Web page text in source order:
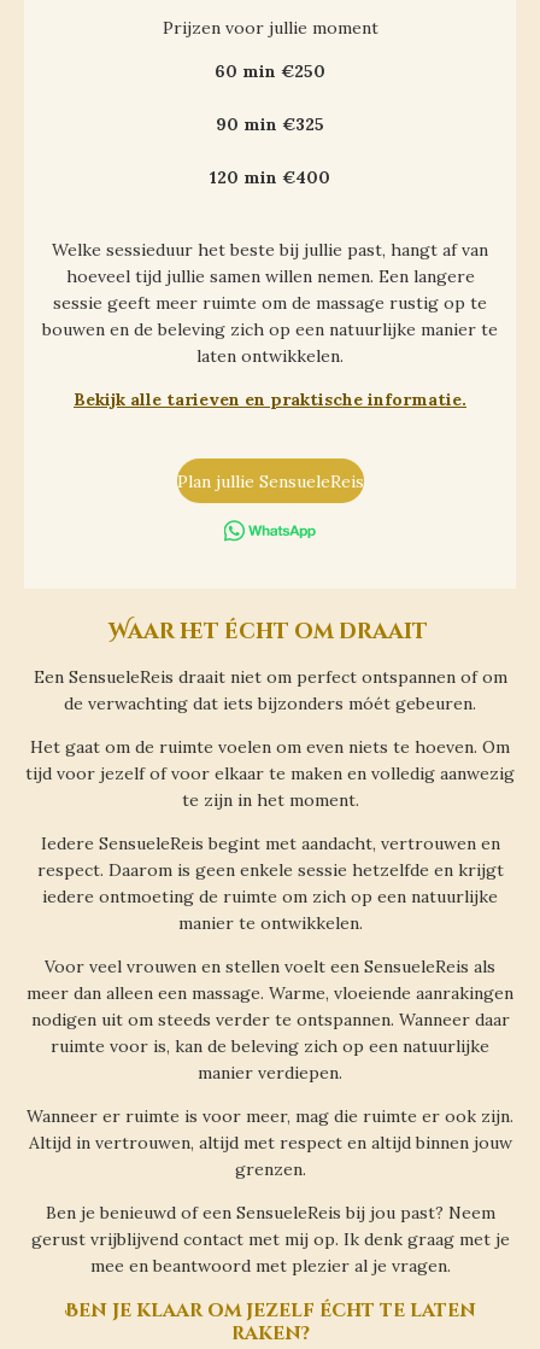
Prijzen voor jullie moment
60 min €250
90 min €325
120 min €400
Welke sessieduur het beste bij jullie past, hangt af van
hoeveel tijd jullie samen willen nemen. Een langere
sessie geeft meer ruimte om de massage rustig op te
bouwen en de beleving zich op een natuurlijke manier te
laten ontwikkelen.
Bekijk alle tarieven en praktische informatie.
Plan jullie SensueleReis
Waar het écht om draait
Een SensueleReis draait niet om perfect ontspannen of om
de verwachting dat iets bijzonders móét gebeuren.
Het gaat om de ruimte voelen om even niets te hoeven. Om
tijd voor jezelf of voor elkaar te maken en volledig aanwezig
te zijn in het moment.
Iedere SensueleReis begint met aandacht, vertrouwen en
respect. Daarom is geen enkele sessie hetzelfde en krijgt
iedere ontmoeting de ruimte om zich op een natuurlijke
manier te ontwikkelen.
Voor veel vrouwen en stellen voelt een SensueleReis als
meer dan alleen een massage. Warme, vloeiende aanrakingen
nodigen uit om steeds verder te ontspannen. Wanneer daar
ruimte voor is, kan de beleving zich op een natuurlijke
manier verdiepen.
Wanneer er ruimte is voor meer, mag die ruimte er ook zijn.
Altijd in vertrouwen, altijd met respect en altijd binnen jouw
grenzen.
Ben je benieuwd of een SensueleReis bij jou past? Neem
gerust vrijblijvend contact met mij op. Ik denk graag met je
mee en beantwoord met plezier al je vragen.
Ben je klaar om jezelf écht te laten
raken?